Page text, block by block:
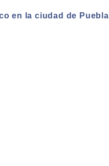
en la ciudad de Puebla